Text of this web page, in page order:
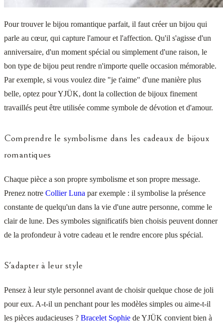
Pour trouver le bijou romantique parfait, il faut créer un bijou qui
parle au cœur, qui capture l'amour et l'affection. Qu'il s'agisse d'un
anniversaire, d'un moment spécial ou simplement d'une raison, le
bon type de bijou peut rendre n'importe quelle occasion mémorable.
Par exemple, si vous voulez dire "je t'aime" d'une manière plus
belle, optez pour YJÜK, dont la collection de bijoux finement
travaillés peut être utilisée comme symbole de dévotion et d'amour.
Comprendre le symbolisme dans les cadeaux de bijoux
romantiques
Chaque pièce a son propre symbolisme et son propre message.
Prenez notre Collier Luna par exemple : il symbolise la présence
constante de quelqu'un dans la vie d'une autre personne, comme le
clair de lune. Des symboles significatifs bien choisis peuvent donner
de la profondeur à votre cadeau et le rendre encore plus spécial.
S'adapter à leur style
Pensez à leur style personnel avant de choisir quelque chose de joli
pour eux. A-t-il un penchant pour les modèles simples ou aime-t-il
les pièces audacieuses ? Bracelet Sophie de YJÜK convient bien à